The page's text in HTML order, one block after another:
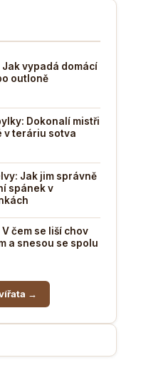
vypadá domácí
outloně
Dokonalí mistři
v teráriu sotva
Jak jim správně
spánek v
čem se liší chov
a snesou se spolu
→